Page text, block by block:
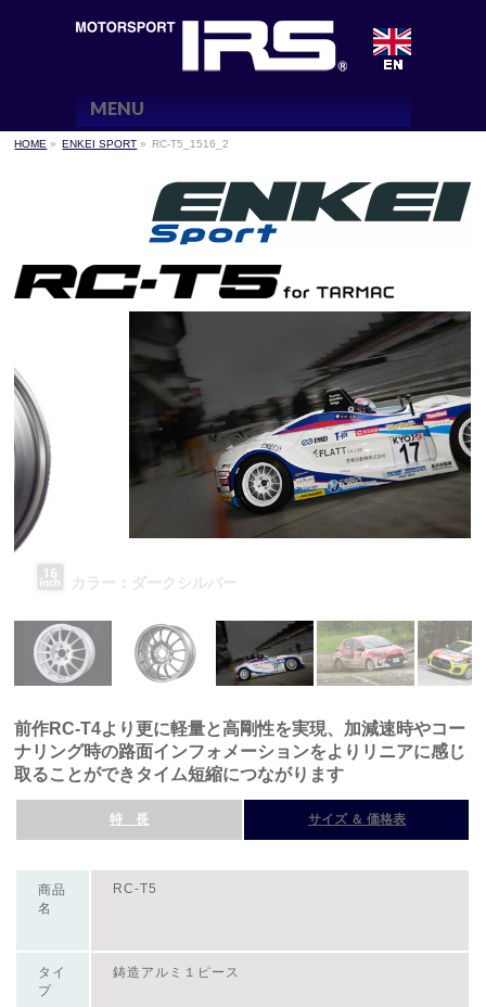
MENU
HOME » ENKEI SPORT » RC-T5_1516_2
前作RC-T4より更に軽量と高剛性を実現、加減速時やコー
ナリング時の路面インフォメーションをよりリニアに感じ
取ることができタイム短縮につながります
特 長 サイズ ＆ 価格表
商品
名
RC-T5
タイ
プ
鋳造アルミ１ピース